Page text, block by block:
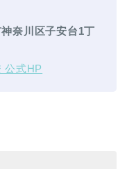
奈川区子安台1丁
公式HP